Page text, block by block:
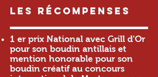
Les Récompenses
1 er prix National avec Grill d'Or
pour son boudin antillais et
mention honorable pour son
boudin créatif au concours